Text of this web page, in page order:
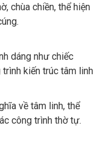
chùa chiền, thể hiện
dáng như chiếc
kiến trúc tâm linh
về tâm linh, thể
công trình thờ tự.